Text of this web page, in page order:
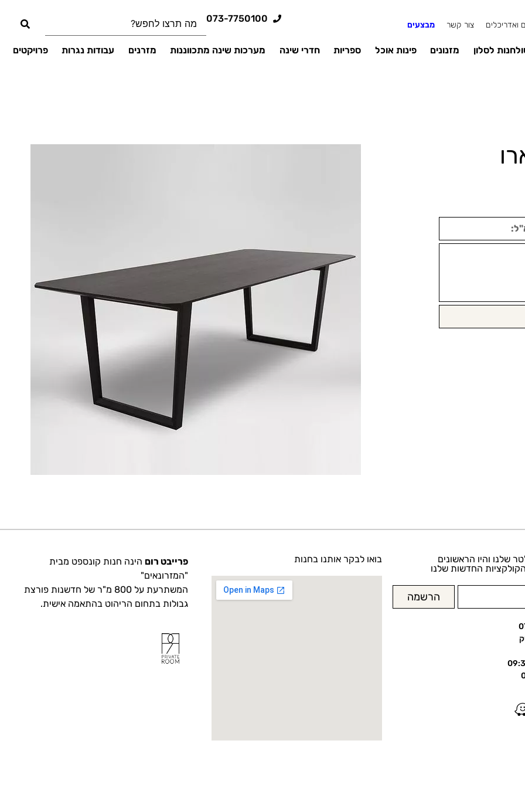
ואדריכלים צור קשר מבצעים
073-7750100
לסלון מזנונים פינות אוכל ספריות חדרי שינה מערכות שינה מתכווננות מזרנים עבודות נגרות פרויקטים
שלנו והיו הראשונים
החדשות שלנו
הרשמה
בואו לבקר אותנו בחנות פרייבט רום הינה חנות קונספט מבית
"המזרונאים"
המשתרעת על 800 מ"ר של חדשנות פורצת
גבולות בתחום הריהוט בהתאמה אישית.